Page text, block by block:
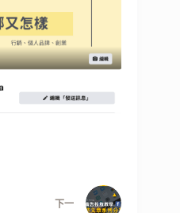
下一